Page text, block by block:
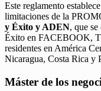
Este reglamento
limitaciones de la
y Éxito y ADEN, que
Éxito en FACEBOOK,
residentes en América
Nicaragua, Costa Rica y
Máster de los